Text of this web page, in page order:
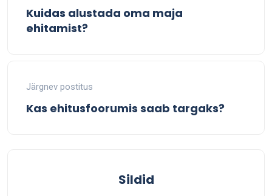
Kuidas alustada oma maja
ehitamist?
Järgnev postitus
Kas ehitusfoorumis saab targaks?
Sildid